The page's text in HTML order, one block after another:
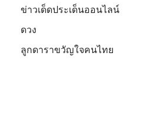
ข่าวเด็ดประเด็นออนไลน์
ดวง
ลูกดาราขวัญใจคนไทย